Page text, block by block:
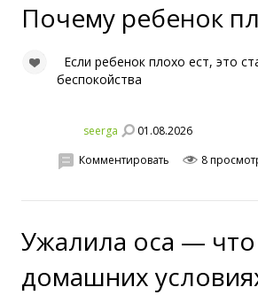
Почему ребенок
Если ребенок плохо ест, это
беспокойства
seerga 01.08.2026
Комментировать 8
Ужалила оса — что
домашних